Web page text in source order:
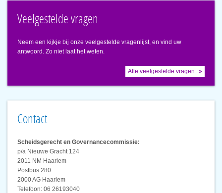
Veelgestelde vragen
Neem een kijkje bij onze veelgestelde vragenlijst, en vind uw
antwoord. Zo niet laat het weten.
Alle veelgestelde vragen
Contact
Scheidsgerecht en Governancecommissie:
p/a Nieuwe Gracht 124
2011 NM Haarlem
Postbus 280
2000 AG Haarlem
Telefoon: 06 26193040